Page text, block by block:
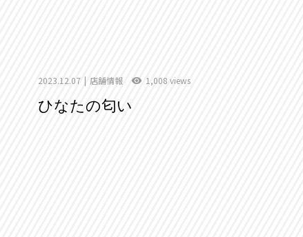
2023.12.07 店舗情報 1,008 views
ひなたの匂い